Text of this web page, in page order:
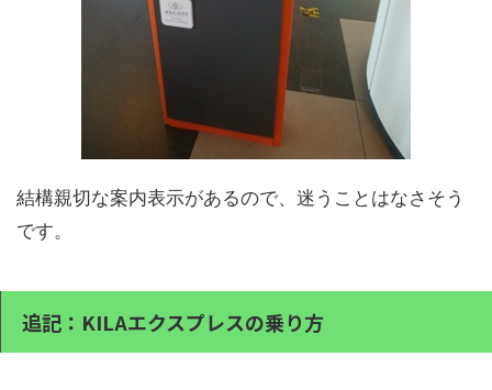
結構親切な案内表示があるので、迷うことはなさそう
です。
追記：KILAエクスプレスの乗り方